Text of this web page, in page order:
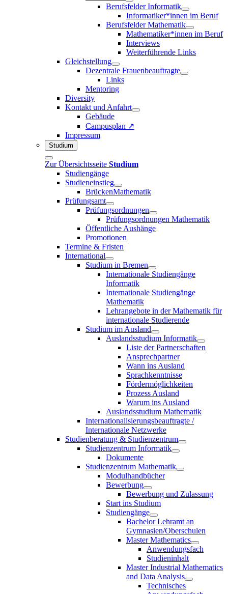
Berufsfelder Informatik
Informatiker*innen im Beruf
Berufsfelder Mathematik
Mathematiker*innen im Beruf
Interviews
Weiterführende Links
Gleichstellung
Dezentrale Frauenbeauftragte
Links
Mentoring
Diversity
Kontakt und Anfahrt
Gebäude
Campusplan ↗
Impressum
Studium
Zur Übersichtsseite Studium
Studiengänge
Studieneinstieg
BrückenMathematik
Prüfungsamt
Prüfungsordnungen
Prüfungsordnungen Mathematik
Öffentliche Aushänge
Promotionen
Termine & Fristen
International
Studium in Bremen
Internationale Studiengänge
Informatik
Internationale Studiengänge
Mathematik
Lehrangebote in der Mathematik für
internationale Studierende
Studium im Ausland
Auslandsstudium Informatik
Liste der Partnerschaften
Ansprechpartner
Wann ins Ausland
Sprachkenntnisse
Fördermöglichkeiten
Prozess Ausland
Warum ins Ausland
Auslandsstudium Mathematik
Internationalisierungsbeauftragte /
Internationale Netzwerke
Studienberatung & Studienzentrum
Studienzentrum Informatik
Dokumente
Studienzentrum Mathematik
Modulhandbücher
Bewerbung
Bewerbung und Zulassung
Start ins Studium
Studiengänge
Bachelor Lehramt an
Gymnasien/Oberschulen
Master Mathematics
Anwendungsfach
Studieninhalt
Master Industrial Mathematics
and Data Analysis
Technisches